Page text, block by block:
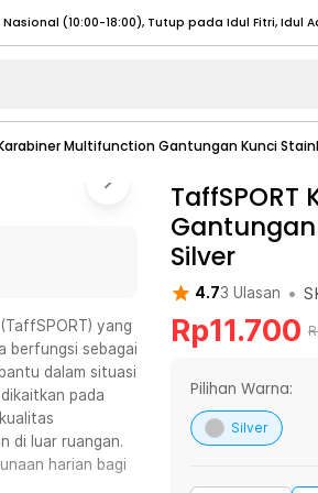
(08:00 - 20:00), Tutup pada Idul Fitri
Libur Nasional (08:00 - 17:00) Selengkapnya
Libur Nasional (08:00 - 17:00) Selengkapnya
Nasional (12:00-20:00), Tutup pada Idul Fitri
(12:00-20:00), Tutup pada Idul Fitri
Minggu (08:00 - 20:00), Tutup pada Idul Fitri
Libur Nasional (08:00 - 17:00) Selengkapnya
Nasional (08:00 - 17:00)
Multifunction Gantungan Kunci
yang
berfungsi sebagai
dalam situasi
pada
di luar ruangan.
harian bagi
Gantungan
Silver
4.73 Ulasan •
Rp11.700
Pilihan Warna:
Silver